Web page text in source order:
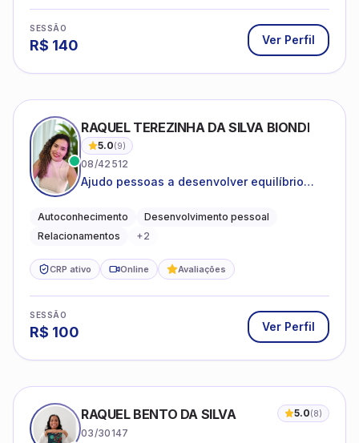
SESSÃO
R$ 140 Ver Perfil
RAQUEL TEREZINHA DA SILVA BIONDI
5.0(9)
08/42512
Ajudo pessoas a desenvolver equilíbrio
Autoconhecimento
Desenvolvimento pessoal
Relacionamentos
+2
CRP ativo Online Avaliações
SESSÃO
R$ 100 Ver Perfil
RAQUEL BENTO DA SILVA 5.0(8)
03/30147